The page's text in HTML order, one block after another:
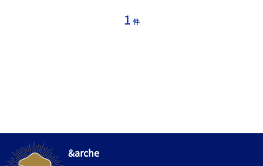
点があるかもしれませんが、温かい目で読んでいただければ嬉し
1 件
&arche